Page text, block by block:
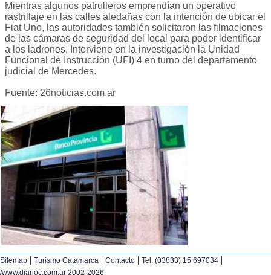
Mientras algunos patrulleros emprendían un operativo
rastrillaje en las calles aledañas con la intención de ubicar el
Fiat Uno, las autoridades también solicitaron las filmaciones
de las cámaras de seguridad del local para poder identificar
a los ladrones. Interviene en la investigación la Unidad
Funcional de Instrucción (UFI) 4 en turno del departamento
judicial de Mercedes.
Fuente: 26noticias.com.ar
Sitemap | Turismo Catamarca | Contacto | Tel. (03833) 15 697034 |
/www.diarioc.com.ar 2002-2026